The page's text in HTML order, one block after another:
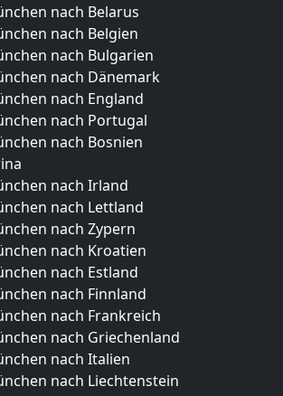
nach Belarus
nach Belgien
nach Bulgarien
nach Dänemark
nach England
nach Portugal
nach Bosnien
nach Irland
nach Lettland
nach Zypern
nach Kroatien
nach Estland
nach Finnland
nach Frankreich
nach Griechenland
nach Italien
nach Liechtenstein